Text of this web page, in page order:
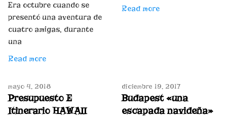
Era octubre cuando se
presentó una aventura de
cuatro amigas, durante
una
Read more
Read more
mayo 4, 2018
Presupuesto E
Itinerario HAWAII
diciembre 19, 2017
Budapest «una
escapada navideña»